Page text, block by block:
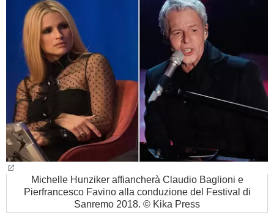
DIETA
GUIDE
FORUM
Michelle Hunziker affiancherà Claudio Baglioni e
Pierfrancesco Favino alla conduzione del Festival di
Sanremo 2018. © Kika Press